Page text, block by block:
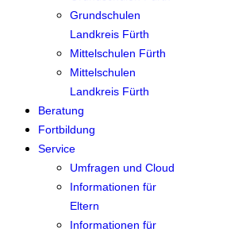
Grundschulen
Landkreis Fürth
Mittelschulen Fürth
Mittelschulen
Landkreis Fürth
Beratung
Fortbildung
Service
Umfragen und Cloud
Informationen für
Eltern
Informationen für